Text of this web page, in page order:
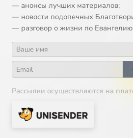
— анонсы лучших материалов;
— новости подопечных
— разговор о жизни по
Рассылки осуществляются на